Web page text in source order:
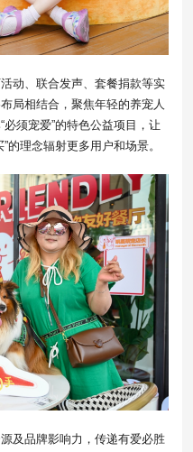
动、联合发声、套餐捐款等实
局相结合，聚焦年轻的养宠人
须宠爱”的特色公益项目，让
的理念辐射更多用户和场景。
及品牌影响力，传递有爱必胜